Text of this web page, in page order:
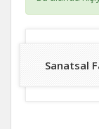
Sanatsal